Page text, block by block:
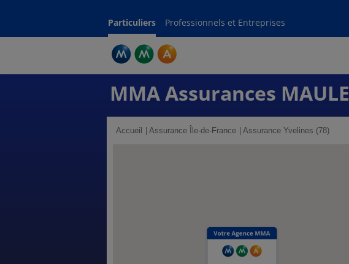
Particuliers Professionnels et Entreprises
MMA Assurances MAULE
Accueil Assurance Île-de-France Assurance Yvelines (78)